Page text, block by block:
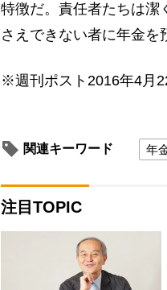
特徴だ。責任者たちは潔
さえできない者に年金を
※週刊ポスト2016年4月
関連キーワード 年
注目TOPIC